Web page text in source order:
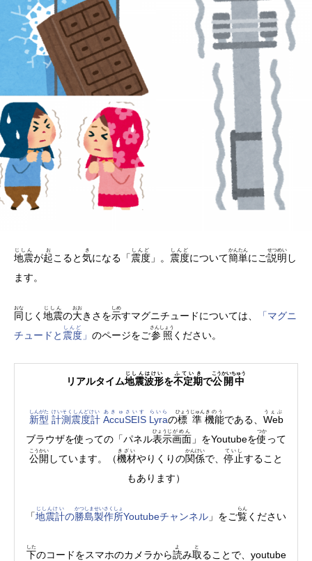
地震
じしん
が起
お
こると気
き
になる「震度
しんど
」。 震度
しんど
について簡単
かんたん
にご説明
せつめい
し
ます。
同
おな
じく 地震
じしん
の大
おお
きさを示
しめ
すマグニチュードについては、
「マグニ
チュードと 震度
しんど
」 のページをご参照
さんしょう
ください。
リアルタイム地震波形
じしんはけい
を不定期
ふていき
で公開中
こうかいちゅう
新型
しんがた
計測震度計
けいそくしんどけい
AccuSEIS
あきゅさいす
Lyra
らいら
の標準
ひょうじゅん
機能
きのう
である、 Web
うぇぶ
ブラウザを使っての「パネル表示
ひょうじ
画面
がめん
」をYoutubeを使
つか
って
公開
こうかい
しています。（機材
きざい
やりくりの関係
かんけい
で、停止
ていし
すること
もあります）
「地震計
じしんけい
の勝島
かつしま
製作所
せいさくしょ
Youtubeチャンネル 」をご覧
らん
ください
下
した
のコードをスマホのカメラから読
よ
み取
と
ることで、youtube